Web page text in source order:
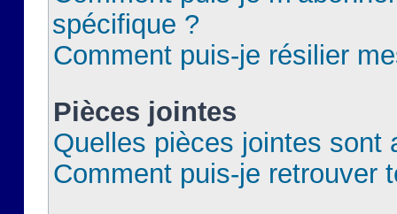
spécifique ?
Comment puis-je résilier
Pièces jointes
Quelles pièces jointes sont
Comment puis-je retrouver